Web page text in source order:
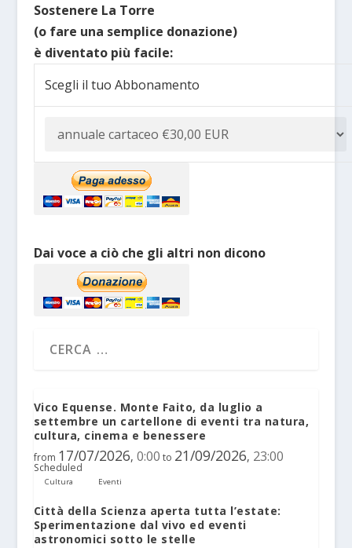
Sostenere La Torre
(o fare una semplice donazione)
è diventato più facile:
Scegli il tuo Abbonamento
Dai voce a ciò che gli altri non dicono
Vico Equense. Monte Faito, da luglio a
settembre un cartellone di eventi tra natura,
cultura, cinema e benessere
from 17/07/2026, 0:00 to 21/09/2026, 23:00
Scheduled
Cultura Eventi
Città della Scienza aperta tutta l’estate:
Sperimentazione dal vivo ed eventi
astronomici sotto le stelle